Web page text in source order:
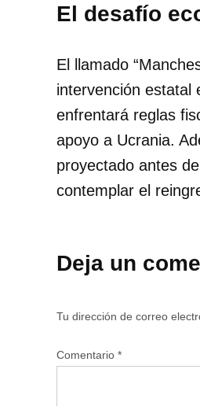
El desafío
El llamado
intervención estatal
enfrentará reglas
apoyo a Ucrania.
proyectado antes
contemplar el
Deja un
Tu dirección de correo
Comentario *